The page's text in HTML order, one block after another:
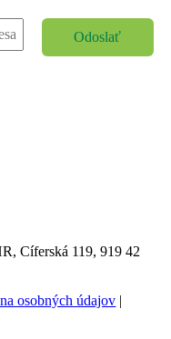
Cíferská 119, 919 42
osobných údajov |